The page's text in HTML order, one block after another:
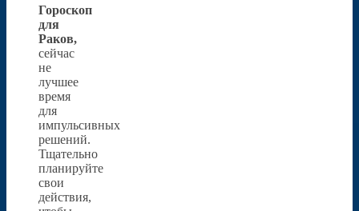
Гороскоп
для
Раков,
сейчас
не
лучшее
время
для
импульсивных
решений.
Тщательно
планируйте
свои
действия,